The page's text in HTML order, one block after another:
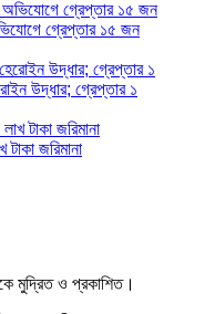
গ্রেপ্তার ১৫ জন
উদ্ধার; গ্রেপ্তার ১
টাকা জরিমানা
মুদ্রিত ও প্রকাশিত।